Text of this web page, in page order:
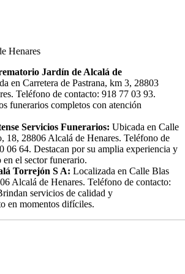
Henares
Jardín de Alcalá de
en Carretera de Pastrana, km 3, 28803
Teléfono de contacto: 918 77 03 93.
funerarios completos con atención
Servicios Funerarios: Ubicada en Calle
18, 28806 Alcalá de Henares. Teléfono de
06 64. Destacan por su amplia experiencia y
el sector funerario.
Torrejón S A: Localizada en Calle Blas
Alcalá de Henares. Teléfono de contacto:
servicios de calidad y
en momentos difíciles.